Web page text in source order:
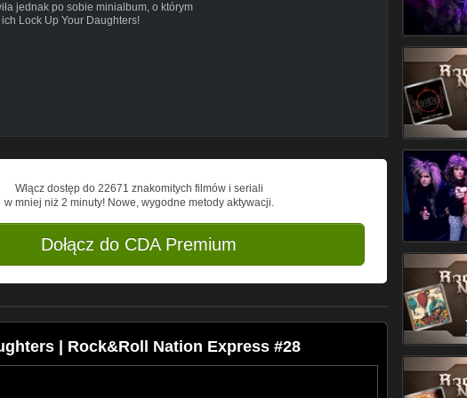
jednak po sobie minialbum, o którym
Lock Up Your Daughters!
tu, z góry dzięki za wsparcie!***
r1_hDuw/joinvvvv
Włącz dostęp do 22671 znakomitych filmów i seriali
w mniej niż 2 minuty! Nowe, wygodne metody aktywacji.
Dołącz do CDA Premium
| Rock&Roll Nation Express #28